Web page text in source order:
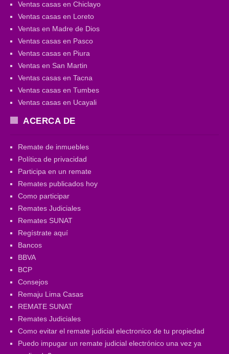
Ventas casas en Chiclayo
Ventas casas en Loreto
Ventas en Madre de Dios
Ventas casas en Pasco
Ventas casas en Piura
Ventas en San Martin
Ventas casas en Tacna
Ventas casas en Tumbes
Ventas casas en Ucayali
ACERCA DE
Remate de inmuebles
Política de privacidad
Participa en un remate
Remates publicados hoy
Como participar
Remates Judiciales
Remates SUNAT
Regístrate aquí
Bancos
BBVA
BCP
Consejos
Remaju Lima Casas
REMATE SUNAT
Remates Judiciales
Como evitar el remate judicial electronico de tu propiedad
Puedo impugar un remate judicial electrónico una vez ya